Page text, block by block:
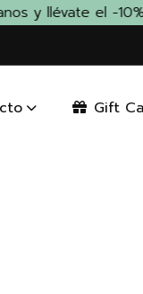
y llévate el -
Gift